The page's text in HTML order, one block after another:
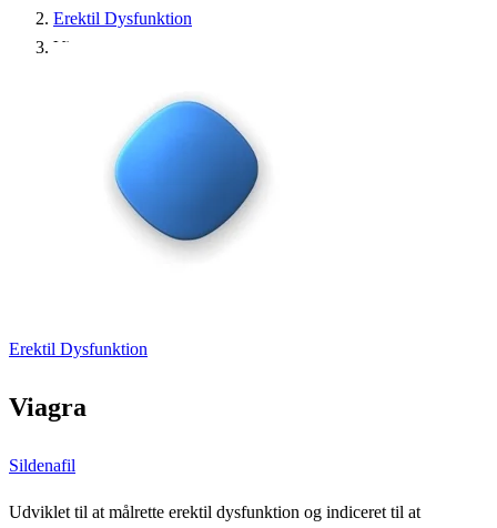
Erektil Dysfunktion
Viagra
Erektil Dysfunktion
Viagra
Sildenafil
Udviklet til at målrette erektil dysfunktion og indiceret til at